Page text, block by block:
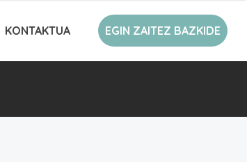
KONTAKTUA EGIN ZAITEZ BAZKIDE